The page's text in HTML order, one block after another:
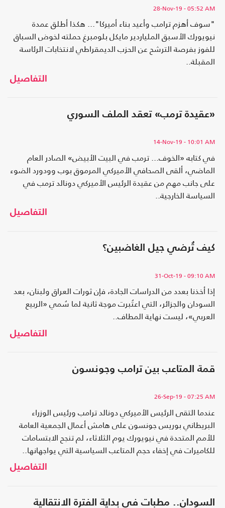
28-Nov-19 - 05:52 AM
"سوف أهزم ترامب وأعيد بناء أميركا"... هكذا أطلق عمدة
نيويورك الأسبق الملياردير مايكل بلومبرغ حملته لخوض السباق
للفوز بفرصة الترشح عن الحزب الديمقراطي لانتخابات الرئاسة
المقبلة..
التفاصيل
«عقيدة ترمب» تعقد الملف السوري
14-Nov-19 - 10:01 AM
في كتابه «الخوف... ترمب في البيت الأبيض» الصادر العام
الماضي، ألقى الصحافي الأميركي المرموق بوب وودورد الضوء
على جانب مهم من عقيدة الرئيس الأميركي دونالد ترمب في
السياسة الخارجية..
التفاصيل
كيف تُرضي جيل الغاضبين؟
31-Oct-19 - 09:10 AM
إذا أخذنا بعدد من الدراسات الجادة، فإن ثورات العراق ولبنان، بعد
السودان والجزائر، التي اعتُبرت موجة ثانية لما سُمي «الربيع
العربي»، ليست نهاية المطاف..
التفاصيل
قمة المتاعب بين ترامب وجونسون
26-Sep-19 - 07:25 AM
عندما التقى الرئيس الأميركي دونالد ترامب ورئيس الوزراء
البريطاني بوريس جونسون على هامش أعمال الجمعية العامة
للأمم المتحدة في نيويورك يوم الثلاثاء، لم تنجح الابتسامات
للكاميرات في إخفاء حجم المتاعب السياسية التي يواجهانها..
التفاصيل
السودان.. مطبات في بداية الفترة الانتقالية